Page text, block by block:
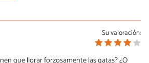
al agro gato y el hambre le ganará en ese
Su valoración:
que llorar forzosamente las gatas? ¿O